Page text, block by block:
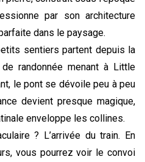
par son architecture
dans le paysage.
sentiers partent depuis la
randonnée menant à Little
le pont se dévoile peu à peu
devient presque magique,
enveloppe les collines.
? L’arrivée du train. En
vous pourrez voir le convoi